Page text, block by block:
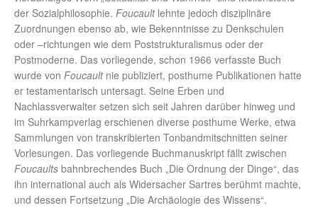
der Sozialphilosophie. Foucaultlehnte jedoch disziplinäre
Zuordnungen ebenso ab, wie Bekenntnisse zu Denkschulen
oder –richtungen wie dem Poststrukturalismus oder der
Postmoderne. Das vorliegende, schon 1966 verfasste Buch
wurde von Foucaultnie publiziert, posthume Publikationen hatte
er testamentarisch untersagt. Seine Erben und
Nachlassverwalter setzen sich seit Jahren darüber hinweg und
im Suhrkampverlag erschienen diverse posthume Werke, etwa
Sammlungen von transkribierten Tonbandmitschnitten seiner
Vorlesungen. Das vorliegende Buchmanuskript fällt zwischen
Foucaults bahnbrechendes Buch „Die Ordnung der Dinge“, das
ihn international auch als Widersacher Sartres berühmt machte,
und dessen Fortsetzung „Die Archäologie des Wissens“.